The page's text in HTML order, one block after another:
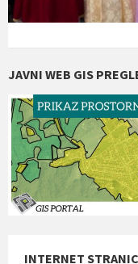
JAVNI WEB GIS
INTERNET